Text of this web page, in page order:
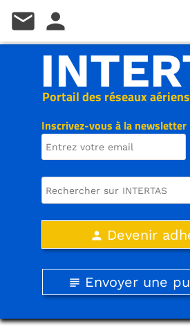
Inscrivez-vous à la newsletter
Portail des réseaux
person Devenir
subject Envoyer une
mail person